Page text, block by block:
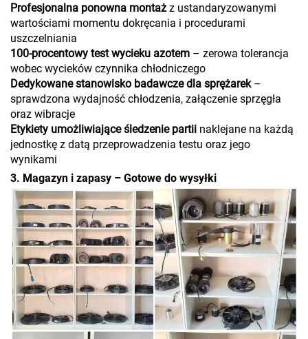
Profesjonalna ponowna montaż z ustandaryzowanymi
wartościami momentu dokręcania i procedurami
uszczelniania
100-procentowy test wycieku azotem – zerowa tolerancja
wobec wycieków czynnika chłodniczego
Dedykowane stanowisko badawcze dla sprężarek –
sprawdzona wydajność chłodzenia, załączenie sprzęgła
oraz wibracje
Etykiety umożliwiające śledzenie partii naklejane na każdą
jednostkę z datą przeprowadzenia testu oraz jego
wynikami
3. Magazyn i zapasy – Gotowe do wysyłki